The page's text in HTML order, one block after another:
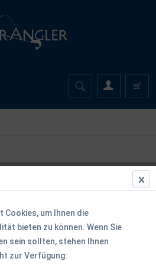
Cookies, um Ihnen die
bieten zu können. Wenn Sie
sein sollten, stehen Ihnen
zur Verfügung: